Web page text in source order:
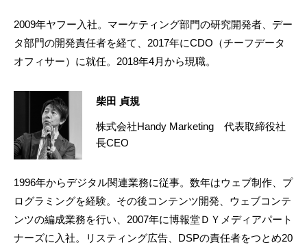
2009年ヤフー入社。マーケティング部門の研究開発者、デー
タ部門の開発責任者を経て、2017年にCDO（チーフデータ
オフィサー）に就任。2018年4月から現職。
柴田 貞規
株式会社Handy Marketing 代表取締役社
長CEO
1996年からデジタル関連業務に従事。数年はウェブ制作、プ
ログラミングを経験。その後コンテンツ開発、ウェブコンテ
ンツの編成業務を行い、2007年に博報堂ＤＹメディアパート
ナーズに入社。リスティング広告、DSPの責任者をつとめ20